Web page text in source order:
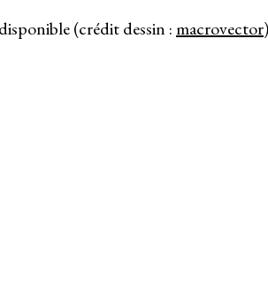
(crédit dessin :macrovector)